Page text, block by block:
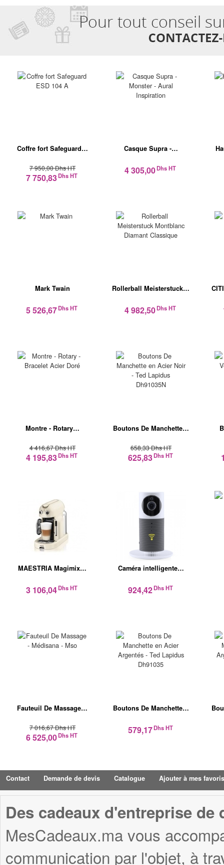
Coffre fort Safeguard…
7 950,00 Dhs HT
7 750,83Dhs HT
Casque Supra -…
4 305,00Dhs HT
Mark Twain
5 526,67Dhs HT
Rollerball Meisterstuck…
4 982,50Dhs HT
Montre - Rotary…
4 416,67 Dhs HT
4 195,83Dhs HT
Boutons De Manchette…
658,33 Dhs HT
625,83Dhs HT
MAESTRIA Magimix…
3 106,04Dhs HT
Caméra intelligente…
924,42Dhs HT
Fauteuil De Massage…
7 016,67 Dhs HT
6 525,00Dhs HT
Boutons De Manchette…
579,17Dhs HT
Contact Demande de devis Catalogue Ajouter à mes favoris
Des cadeaux d'entreprise
MesCadeaux.ma vous
communication par l'objet, à